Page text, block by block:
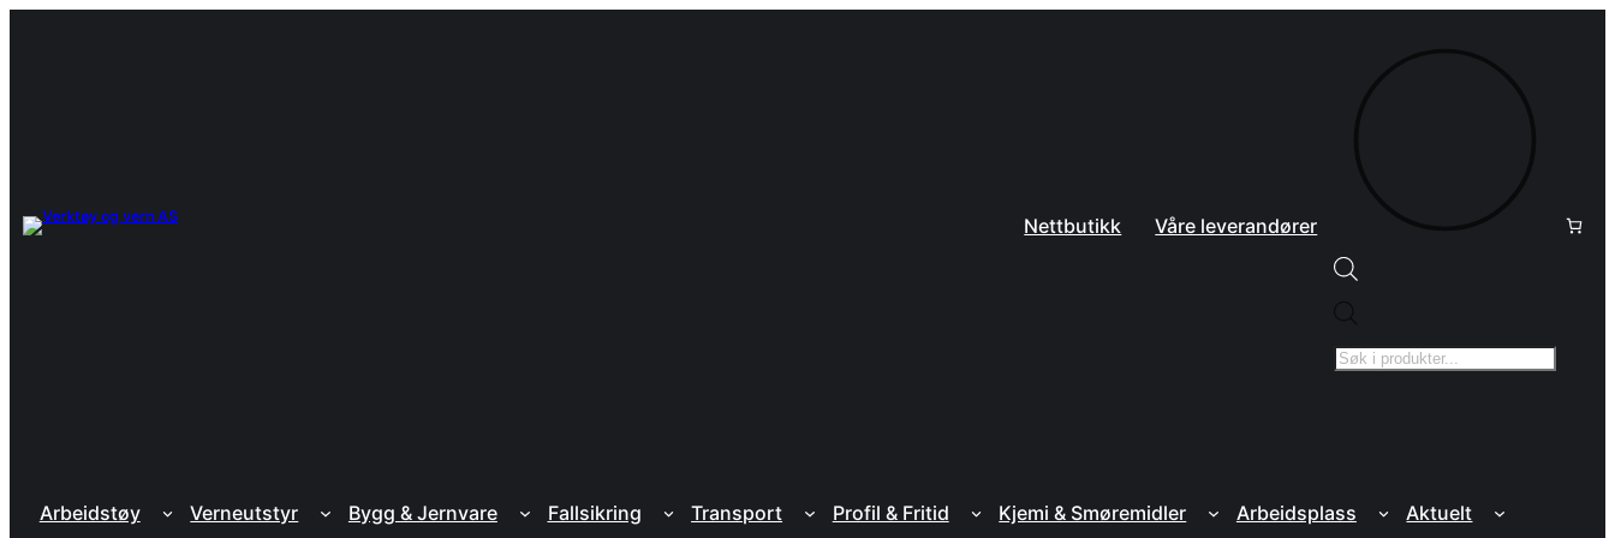
Nettbutikk Våre leverandører
Products
Arbeidstøy Verneutstyr Bygg & Jernvare Fallsikring Transport Profil & Fritid Kjemi & Smøremidler Arbeidsplass Aktuelt